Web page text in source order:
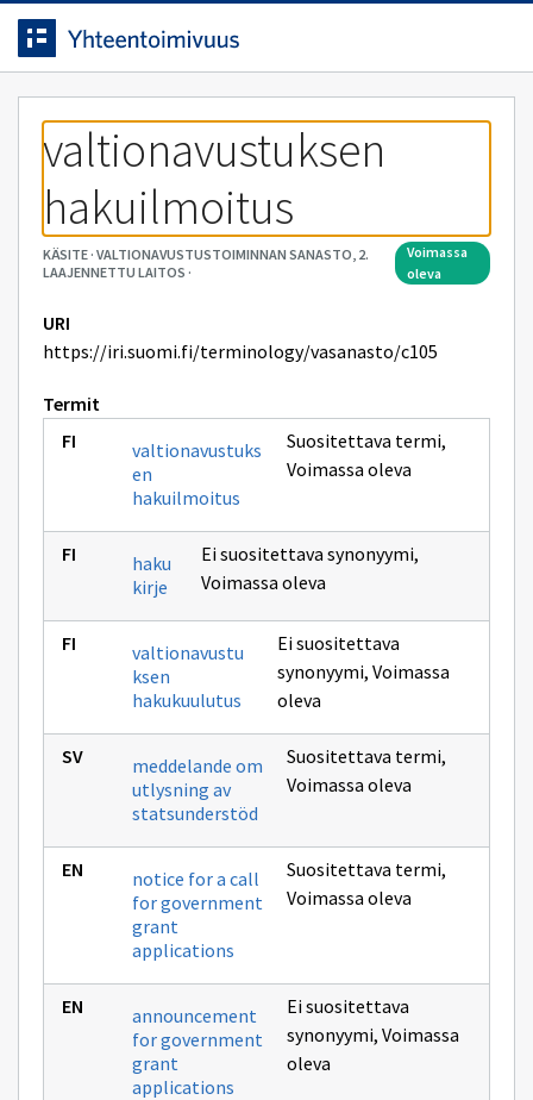
Siirrytty
sivulle
Siirry suoraan sisältöön.
valtionavustuksen
hakuilmoitus
KÄSITE· VALTIONAVUSTUSTOIMINNAN SANASTO, 2.
LAAJENNETTU LAITOS ·
voimassa
oleva
URI
https://iri.suomi.fi/terminology/vasanasto/c105
Termit
valtionavustuks
en
hakuilmoitus
Suositettava termi,
Voimassa oleva
haku
kirje
Ei suositettava synonyymi,
Voimassa oleva
valtionavustu
ksen
hakukuulutus
Ei suositettava
synonyymi, Voimassa
oleva
meddelande om
utlysning av
statsunderstöd
Suositettava termi,
Voimassa oleva
notice for a call
for government
grant
applications
Suositettava termi,
Voimassa oleva
announcement
for government
grant
applications
Ei suositettava
synonyymi, Voimassa
oleva